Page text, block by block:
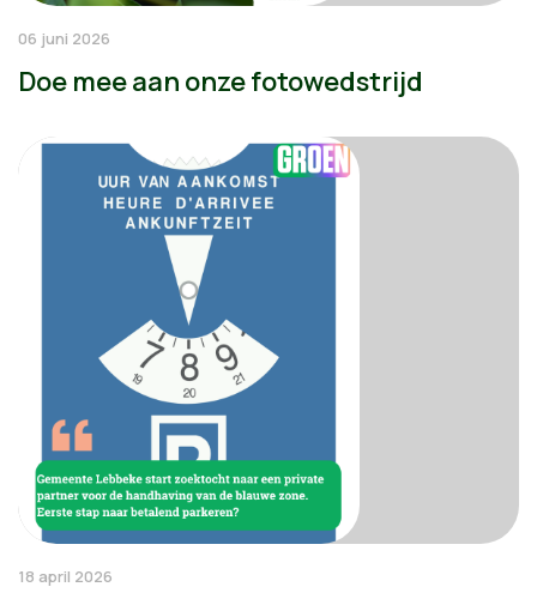
06 juni 2026
Doe mee aan onze fotowedstrijd
18 april 2026